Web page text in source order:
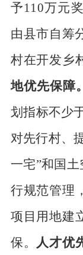
予110万元
由县市自筹
村在开发乡
地优先保障。
划指标不少
对先行村、
一宅”和国
行规范管理
项目用地建
保。 人才优